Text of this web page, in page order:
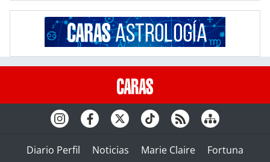
Diario Perfil Noticias Marie Claire
Fortuna